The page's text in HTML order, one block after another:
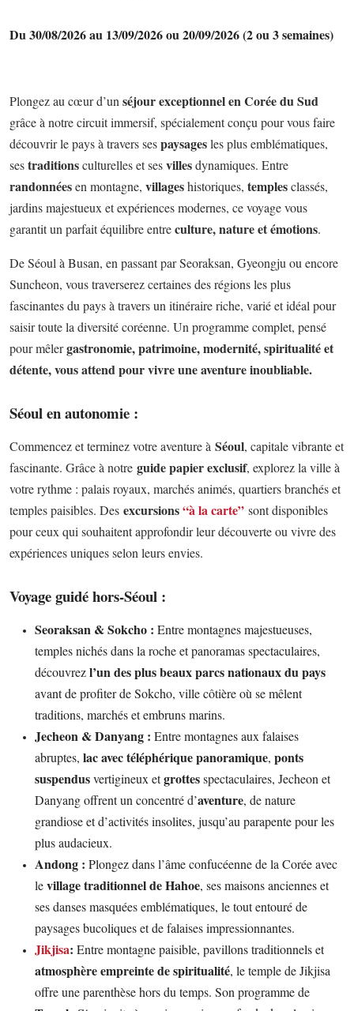
Du 30/08/2026 au 13/09/2026 ou 20/09/2026 (2 ou 3 semaines)
Plongez au cœur d’un séjour exceptionnel en Corée du Sud
grâce à notre circuit immersif, spécialement conçu pour vous faire
découvrir le pays à travers sespaysagesles plus emblématiques,
sestraditionsculturelles et sesvillesdynamiques. Entre
randonnéesen montagne, villageshistoriques, templesclassés,
jardins majestueux et expériences modernes, ce voyage vous
garantit un parfait équilibre entreculture, nature et émotions.
De Séoul à Busan, en passant par Seoraksan, Gyeongju ou encore
Suncheon, vous traverserez certaines des régions les plus
fascinantes du pays à travers un itinéraire riche, varié et idéal pour
saisir toute la diversité coréenne. Un programme complet, pensé
pour mêlergastronomie, patrimoine, modernité, spiritualité et
détente, vous attend pour vivre une aventure inoubliable.
Séoul en autonomie :
Commencez et terminez votre aventure à Séoul, capitale vibrante et
fascinante. Grâce à notre guide papier exclusif, explorez la ville à
votre rythme : palais royaux, marchés animés, quartiers branchés et
temples paisibles. Des excursions“à la carte” sont disponibles
pour ceux qui souhaitent approfondir leur découverte ou vivre des
expériences uniques selon leurs envies.
Voyage guidé hors-Séoul :
Seoraksan & Sokcho : Entre montagnes majestueuses,
temples nichés dans la roche et panoramas spectaculaires,
découvrezl’un des plus beaux parcs nationaux du pays
avant de profiter de Sokcho, ville côtière où se mêlent
traditions, marchés et embruns marins.
Jecheon & Danyang : Entre montagnes aux falaises
abruptes, lac avec téléphérique panoramique, ponts
suspendusvertigineux etgrottesspectaculaires, Jecheon et
Danyang offrent un concentré d’aventure, de nature
grandiose et d’activités insolites, jusqu’au parapente pour les
plus audacieux.
Andong : Plongez dans l’âme confucéenne de la Corée avec
levillage traditionnel de Hahoe, ses maisons anciennes et
ses danses masquées emblématiques, le tout entouré de
paysages bucoliques et de falaises impressionnantes.
Jikjisa: Entre montagne paisible, pavillons traditionnels et
atmosphère empreinte de spiritualité, le temple de Jikjisa
offre une parenthèse hors du temps. Son programme de